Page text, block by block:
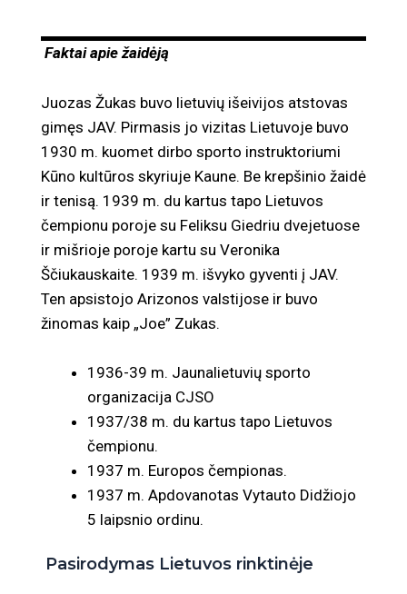
Faktai apie žaidėją
Juozas Žukas buvo lietuvių išeivijos atstovas
gimęs JAV. Pirmasis jo vizitas Lietuvoje buvo
1930 m. kuomet dirbo sporto instruktoriumi
Kūno kultūros skyriuje Kaune. Be krepšinio žaidė
ir tenisą. 1939 m. du kartus tapo Lietuvos
čempionu poroje su Feliksu Giedriu dvejetuose
ir mišrioje poroje kartu su Veronika
Ščiukauskaite. 1939 m. išvyko gyventi į JAV.
Ten apsistojo Arizonos valstijose ir buvo
žinomas kaip „Joe” Zukas.
1936-39 m. Jaunalietuvių sporto
organizacija CJSO
1937/38 m. du kartus tapo Lietuvos
čempionu.
1937 m. Europos čempionas.
1937 m. Apdovanotas Vytauto Didžiojo
5 laipsnio ordinu.
Pasirodymas Lietuvos rinktinėje